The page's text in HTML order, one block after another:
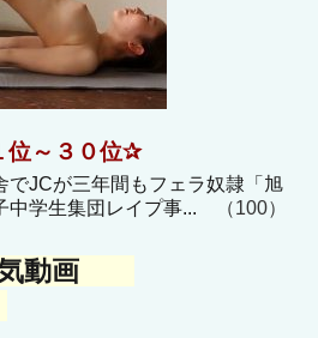
位～３０位✰
でJCが三年間もフェラ奴隷「旭
中学生集団レイプ事... （100）
動画